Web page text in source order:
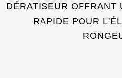
DÉRATISEUR OFFRANT
RAPIDE POUR